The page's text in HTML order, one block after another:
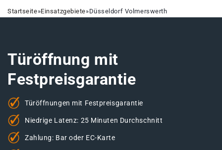
Startseite»Einsatzgebiete»Düsseldorf Volmerswerth
Türöffnung mit
Festpreisgarantie
Türöffnungen mit Festpreisgarantie
Niedrige Latenz: 25 Minuten Durchschnitt
Zahlung: Bar oder EC-Karte